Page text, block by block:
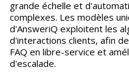
grande échelle et
complexes. Les modèles
d'AnsweriQ exploitent les
d'interactions clients, afin
FAQ en libre-service et
d'escalade.